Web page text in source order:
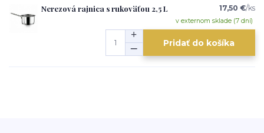
Nerezová rajnica s rukoväťou 2,5 L 17,50 €/ks
v externom sklade (7 dní)
Pridať do košíka